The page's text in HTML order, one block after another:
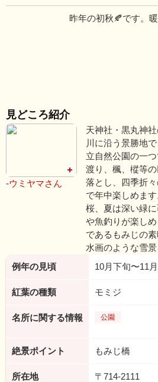
昨年の初秋🍂です。
見どころ紹介
-ウミヤマさん
天神社・黒丸神
川に沿う景勝地
立自然公園の一
渡り、楓、樅等
落とし、四季折
で年中楽しめま
桜、夏は深い緑
や魚釣りが楽し
であるもみじの
水画のような雪
例年の見頃
10月下旬〜11
紅葉の種類 モミジ
名所に関する情報 公園
絶景ポイント もみじ橋
所在地
〒714-2111